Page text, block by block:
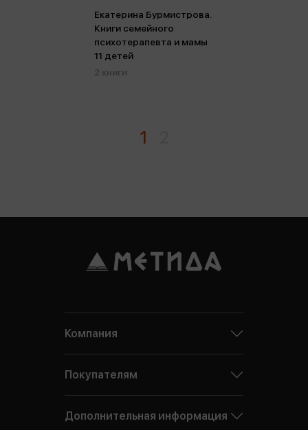
Екатерина Бурмистрова.
Книги семейного
психотерапевта и мамы
11 детей
2 книги
1
Компания
Покупателям
Дополнительная информация